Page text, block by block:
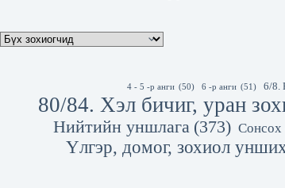
4 - 5 -р анги (50) 6 -р анги (51) 6/8.
80/84. Хэл бичиг, уран
Нийтийн уншлага (373) Сонсох
Үлгэр, домог, зохиол